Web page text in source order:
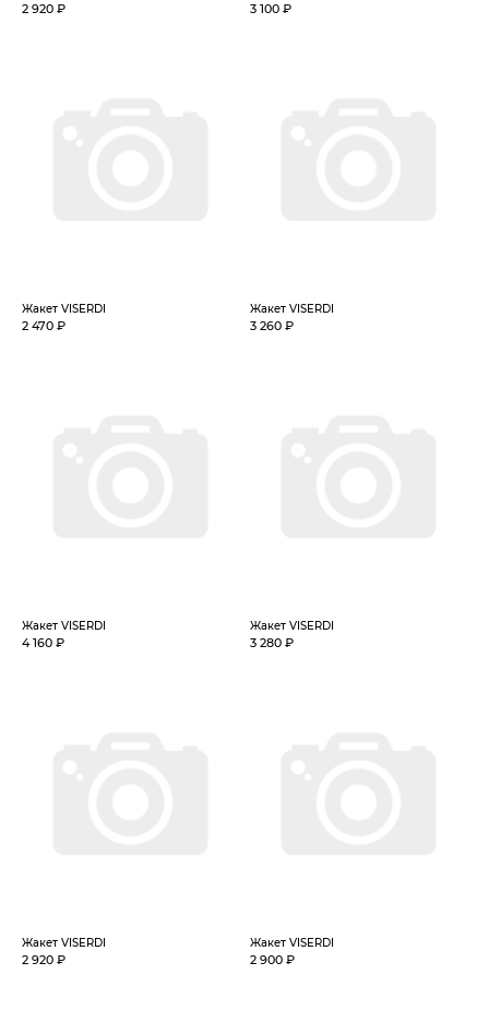
2 920 ₽ 3 100 ₽
Жакет VISERDI
2 470 ₽
Жакет VISERDI
3 260 ₽
Жакет VISERDI
4 160 ₽
Жакет VISERDI
3 280 ₽
Жакет VISERDI
2 920 ₽
Жакет VISERDI
2 900 ₽